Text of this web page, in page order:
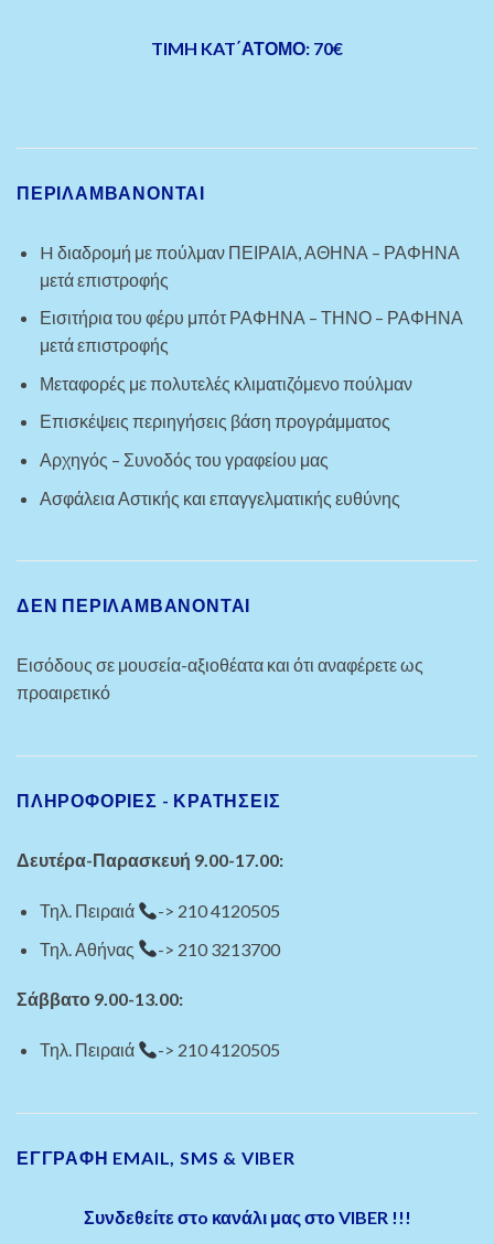
TIMH KAT΄ΑΤΟΜΟ: 70€
ΠΕΡΙΛΑΜΒΑΝΟΝΤΑΙ
H διαδρομή με πούλμαν ΠΕΙΡΑΙΑ, ΑΘΗΝΑ – ΡΑΦΗΝΑ
μετά επιστροφής
Εισιτήρια του φέρυ μπότ ΡΑΦΗΝΑ – ΤΗΝΟ – ΡΑΦΗΝΑ
μετά επιστροφής
Μεταφορές με πολυτελές κλιματιζόμενο πούλμαν
Επισκέψεις περιηγήσεις βάση προγράμματος
Αρχηγός – Συνοδός του γραφείου μας
Ασφάλεια Αστικής και επαγγελματικής ευθύνης
ΔΕΝ ΠΕΡΙΛΑΜΒΆΝΟΝΤΑΙ
Εισόδους σε μουσεία-αξιοθέατα και ότι αναφέρετε ως
προαιρετικό
ΠΛΗΡΟΦΟΡΙΕΣ - ΚΡΑΤΗΣΕΙΣ
Δευτέρα-Παρασκευή 9.00-17.00:
Τηλ. Πειραιά
-> 210 4120505
Τηλ. Αθήνας
-> 210 3213700
Σάββατο 9.00-13.00:
Τηλ. Πειραιά -> 210 4120505
ΕΓΓΡΑΦΗ EMAIL, SMS & VIBER
Συνδεθείτε στo κανάλι μας στο VIBER !!!